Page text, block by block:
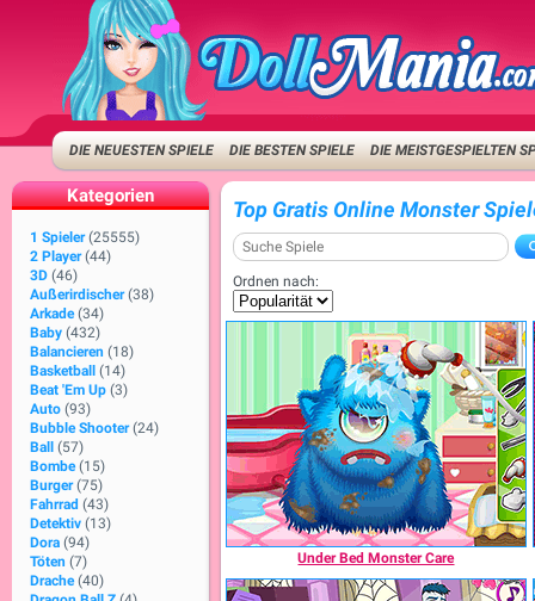
DIE NEUESTEN SPIELE DIE BESTEN SPIELE DIE MEISTGESPIELTEN
Kategorien
1 Spieler (25555)
2 Player (44)
3D (46)
Außerirdischer (38)
Arkade (34)
Baby (432)
Balancieren (18)
Basketball
(14)
Beat 'Em Up (3)
Auto (93)
Bubble Shooter (24)
Ball
(57)
Bombe (15)
Burger (75)
Fahrrad (43)
Detektiv (13)
Dora (94)
Töten (7)
Drache (40)
Top Gratis Online Monster
Ordnen nach:
Under Bed Monster Care